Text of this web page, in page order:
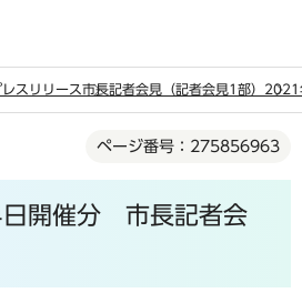
スリリース市長記者会見（記者会見1部） 2021
ページ番号：275856963
開催分 市長記者会